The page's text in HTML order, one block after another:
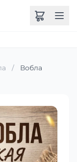
/
Вобла